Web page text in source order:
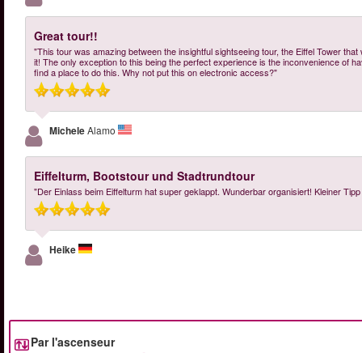
Great tour!!
"This tour was amazing between the insightful sightseeing tour, the Eiffel Tower
it! The only exception to this being the perfect experience is the inconvenience of
find a place to do this. Why not put this on electronic access?"
MicheleAlamo
Eiffelturm, Bootstour und Stadtrundtour
"Der Einlass beim Eiffelturm hat super geklappt. Wunderbar organisiert! Kleiner
Heike
Par l'ascenseur